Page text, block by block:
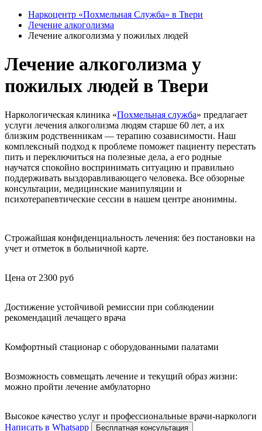
Наркоцентр «Похмельная Служба» в Твери
Лечение алкоголизма
Лечение алкоголизма у пожилых людей
Лечение алкоголизма у
пожилых людей в Твери
Наркологическая клиника «Похмельная служба» предлагает
услуги лечения алкоголизма людям старше 60 лет, а их
близким родственникам — терапию созависимости. Наш
комплексный подход к проблеме поможет пациенту перестать
пить и переключиться на полезные дела, а его родные
научатся спокойно воспринимать ситуацию и правильно
поддерживать выздоравливающего человека. Все обзорные
консультации, медицинские манипуляции и
психотерапевтические сессии в нашем центре анонимны.
Строжайшая конфиденциальность лечения: без постановки на
учет и отметок в больничной карте.
Цена от 2300 руб
Достижение устойчивой ремиссии при соблюдении
рекомендаций лечащего врача
Комфортный стационар с оборудованными палатами
Возможность совмещать лечение и текущий образ жизни:
можно пройти лечение амбулаторно
Высокое качество услуг и профессиональные врачи-наркологи
Написать в Whatsapp
Бесплатная консультация